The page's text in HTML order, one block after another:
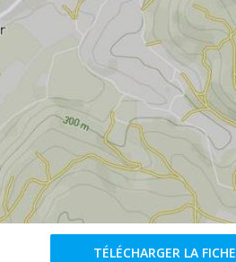
TÉLÉCHARGER LA FICHE